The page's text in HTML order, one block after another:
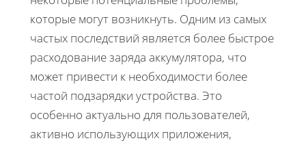
которые могут возникнуть. Одним из самых
частых последствий является более быстрое
расходование заряда аккумулятора, что
может привести к необходимости более
частой подзарядки устройства. Это
особенно актуально для пользователей,
активно использующих приложения,